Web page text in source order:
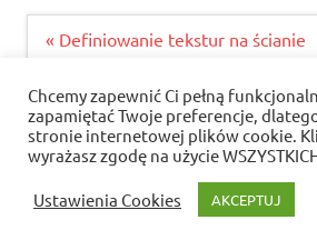
Nawigacja
« Definiowanie tekstur na ścianie
Polityka prywatności i pliki
WordPress Theme: Dynamic
Chcemy zapewnić Ci pełną
zapamiętać Twoje preferencje,
stronie internetowej plików cookie.
wyrażasz zgodę na użycie
Ustawienia Cookies AKCEPTUJ